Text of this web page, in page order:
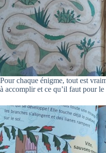
Pour chaque énigme, tout est
à accomplir et ce qu’il faut pour le